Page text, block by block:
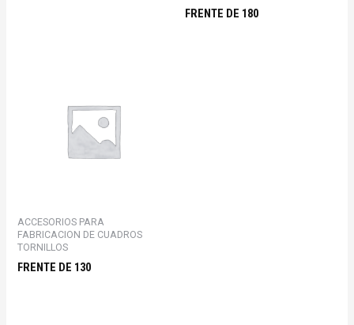
FRENTE DE 180
ACCESORIOS PARA
FABRICACION DE CUADROS
TORNILLOS
FRENTE DE 130